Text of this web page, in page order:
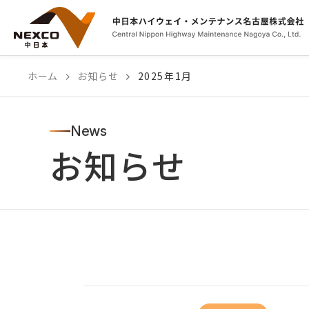
ッ
ホーム お知らせ 2025年1月
News
お知らせ